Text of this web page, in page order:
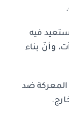
فيه
آت، وأنّ بناء
المعركة ضد